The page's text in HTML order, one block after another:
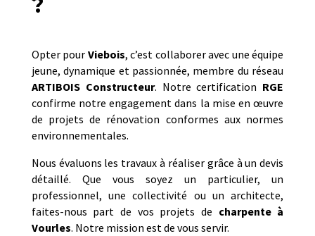
Opter pour Viebois, c’est collaborer avec une équipe
jeune, dynamique et passionnée, membre du réseau
ARTIBOIS Constructeur. Notre certification RGE
confirme notre engagement dans la mise en œuvre
de projets de rénovation conformes aux normes
environnementales.
Nous évaluons les travaux à réaliser grâce à un devis
détaillé. Que vous soyez un particulier, un
professionnel, une collectivité ou un architecte,
faites-nous part de vos projets de charpente à
Vourles. Notre mission est de vous servir.